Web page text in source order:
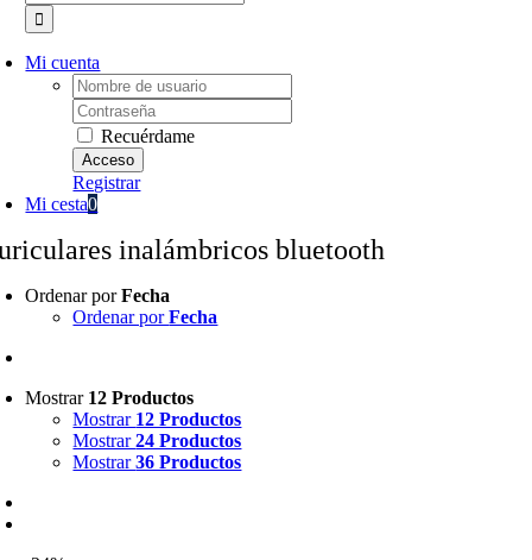
Mi cuenta
Username:
Password:
Recuérdame
Registrar
Mi cesta0
inalámbricos bluetooth
Ordenar porFecha
Ordenar porFecha
Mostrar 12 Productos
Mostrar 12 Productos
Mostrar24 Productos
Mostrar36 Productos